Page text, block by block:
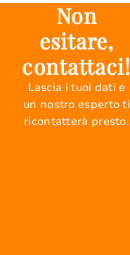
Non
esitare,
contattaci!
Lascia i tuoi dati e
un nostro esperto ti
ricontatterà presto.